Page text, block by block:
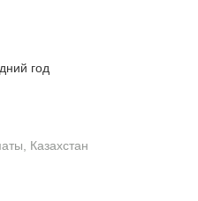
год
Казахстан